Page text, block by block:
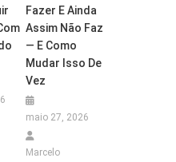
Fazer E Ainda
Assim Não Faz
— E Como
Mudar Isso De
Vez
maio 27, 2026
Marcelo